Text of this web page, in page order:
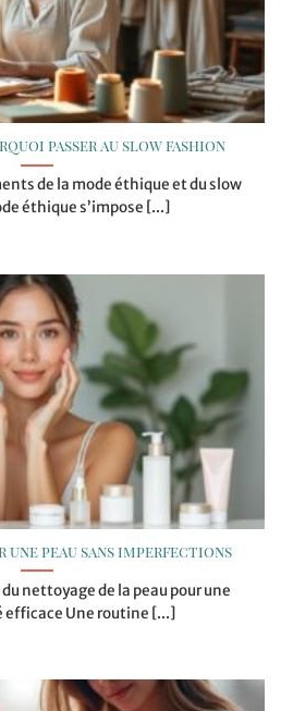
passer au slow fashion
de la mode éthique et du slow
éthique s’impose [...]
une peau sans imperfections
nettoyage de la peau pour une
efficace Une routine [...]